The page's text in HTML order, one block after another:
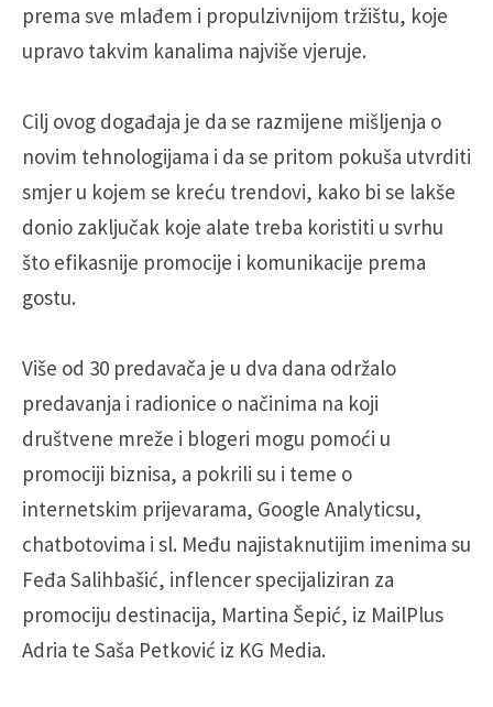
prema sve mlađem i propulzivnijom tržištu, koje
upravo takvim kanalima najviše vjeruje.
Cilj ovog događaja je da se razmijene mišljenja o
novim tehnologijama i da se pritom pokuša utvrditi
smjer u kojem se kreću trendovi, kako bi se lakše
donio zaključak koje alate treba koristiti u svrhu
što efikasnije promocije i komunikacije prema
gostu.
Više od 30 predavača je u dva dana održalo
predavanja i radionice o načinima na koji
društvene mreže i blogeri mogu pomoći u
promociji biznisa, a pokrili su i teme o
internetskim prijevarama, Google Analyticsu,
chatbotovima i sl. Među najistaknutijim imenima su
Feđa Salihbašić, inflencer specijaliziran za
promociju destinacija, Martina Šepić, iz MailPlus
Adria te Saša Petković iz KG Media.